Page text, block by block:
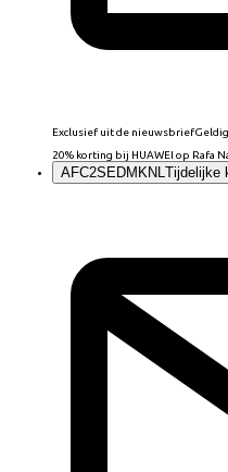
Exclusief uit de nieuwsbrief
20% korting bij HUAWEI op Rafa
AFC2SEDMKNLTijdelijke